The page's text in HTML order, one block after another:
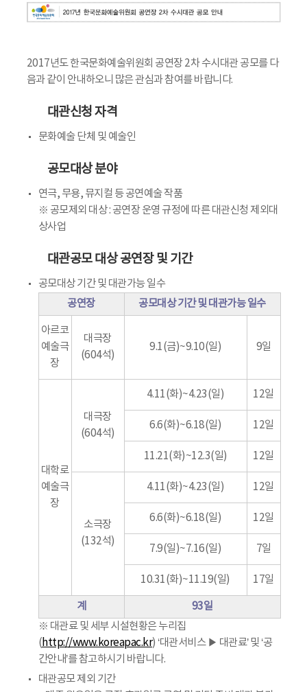
2017년도 한국문화예술위원회 공연장 2차 수시대관 공모를 다
음과 같이 안내하오니 많은 관심과 참여를 바랍니다.
대관신청 자격
문화예술 단체 및 예술인
공모대상 분야
연극, 무용, 뮤지컬 등 공연예술 작품
※ 공모제외 대상 : 공연장 운영 규정에 따른 대관신청 제외대
상사업
대관공모 대상 공연장 및 기간
공모대상 기간 및 대관가능 일수
공연장
공모대상 기간 및 대관가능 일수
아르코
예술극
장
대극장
(604석)
9.1(금)~9.10(일) 9일
대학로
예술극
장
대극장
(604석)
4.11(화)~4.23(일) 12일
6.6(화)~6.18(일) 12일
11.21(화)~12.3(일) 12일
소극장
(132석)
4.11(화)~4.23(일) 12일
6.6(화)~6.18(일) 12일
7.9(일)~7.16(일) 7일
10.31(화)~11.19(일) 17일
계
93일
※ 대관료 및 세부 시설현황은 누리집
( http://www.koreapac.kr) ‘대관서비스 ▶ 대관료’ 및 ‘공
간안내’를 참고하시기 바랍니다.
대관공모 제외 기간